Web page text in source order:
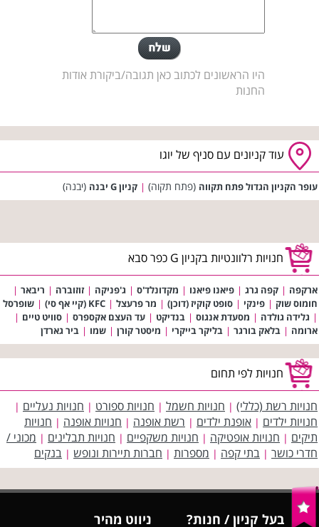
היו הראשונים לכתוב כאן תגובה/ביקורת אודות
החנות
עוד קניונים עם סניף של יוגו
עופר הקניון הגדול פתח תקווה (פתח תקוה) | קניון G יבנה (יבנה)
חנויות רלוונטיות בקניון G כפר סבא
ארקפה | קפה גרג | פיאנו פיאנו | מקדונלד'ס | ג'פניקה | זוזוברה | ריבאר |
חומוס שוק | פינקי | סופט קוקיז (דוכן) | מר פרעצל | KFC (קיי אף סי) | שופרסל
| גלידה גולדה | מסעדת אנגוס | בנדיקט | עד העצם אקספרס | סוויט טיים |
ארומה | בלאק בורגר | בליקר בייקרי | מיסטר קורן | שמו | ביר גארדן
חנויות לפי תחום
חנויות רשת (כללי) | חנויות חשמל | חנויות ספורט | חנויות נעליים |
חנויות ילדים | אופנת ילדים | רשת אופנה | חנויות אופנה | חנויות
תיקים | חנויות אופטיקה | חנויות משקפיים | חנויות תבלינים | מכוני /
חדרי כושר | בתי קפה | מספרות | חברות תיירות ונופש | בנקים
בעל קניון / חנות?
ניווט מהיר